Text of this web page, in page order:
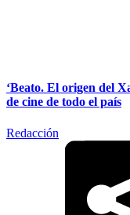
‘Beato. El origen del
de cine de todo el país
Redacción